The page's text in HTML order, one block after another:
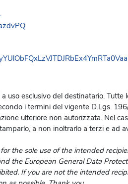
uso esclusivo del destinatario. Tutte
i termini del vigente D.Lgs.
ulteriore non autorizzata. Nel
a non inoltrarlo a terzi e ad
the sole use of the intended
the European General Data
If you are not the intended